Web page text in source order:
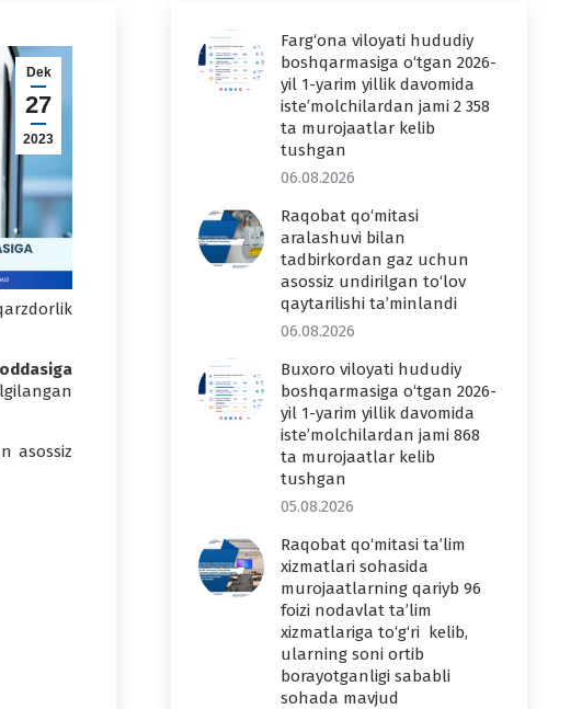
Dek
27
2023
asossiz
Farg‘ona viloyati hududiy
boshqarmasiga o‘tgan 2026-
yil 1-yarim yillik davomida
iste’molchilardan jami 2 358
ta murojaatlar kelib
tushgan
06.08.2026
Raqobat qo‘mitasi
aralashuvi bilan
tadbirkordan gaz uchun
asossiz undirilgan to‘lov
qaytarilishi ta’minlandi
06.08.2026
Buxoro viloyati hududiy
boshqarmasiga o‘tgan 2026-
yil 1-yarim yillik davomida
iste’molchilardan jami 868
ta murojaatlar kelib
tushgan
05.08.2026
Raqobat qo‘mitasi ta’lim
xizmatlari sohasida
murojaatlarning qariyb 96
foizi nodavlat ta’lim
xizmatlariga to‘g‘ri kelib,
ularning soni ortib
borayotganligi sababli
sohada mavjud